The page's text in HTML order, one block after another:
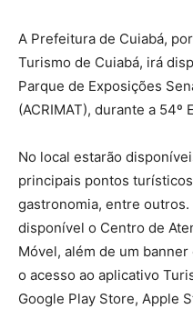
A Prefeitura de Cuiabá,
Turismo de Cuiabá, irá
Parque de Exposições
(ACRIMAT), durante a
No local estarão
principais pontos
gastronomia, entre
disponível o Centro de
Móvel, além de um
o acesso ao aplicativo
Google Play Store, Apple